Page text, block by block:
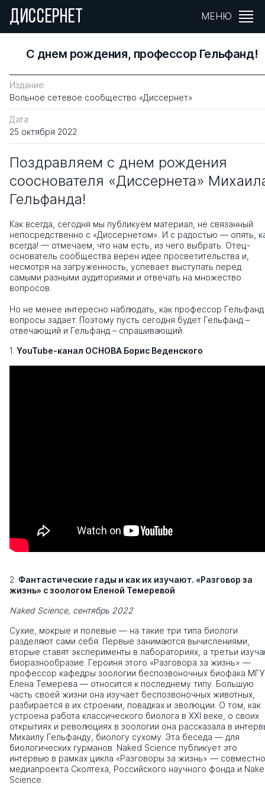
ДИССЕРНЕТ МЕНЮ
С днем рождения, профессор Гельфанд!
Издание:
Вольное сетевое сообщество «Диссернет»
Дата
25 октября 2022
Поздравляем с днем рождения
сооснователя «Диссернета»
Гельфанда!
Как всегда, сегодня мы публикуем материал, не связанный
непосредственно с «Диссернетом». И с радостью — опять,
всегда! — отмечаем, что нам есть, из чего выбрать. Отец-
основатель сообщества верен идее просветительства и,
несмотря на загруженность, успевает выступать перед
самыми разными аудиториями и отвечать на множество
вопросов.
Но не менее интересно наблюдать, как профессор Гельфанд
вопросы задает. Поэтому пусть сегодня будет Гельфанд –
отвечающий и Гельфанд – спрашивающий.
1. YouTube-канал ОСНОВА Борис Веденского
2. Фантастические гады и как их изучают. «Разговор за
жизнь» с зоологом Еленой Темеревой
Naked Science, сентябрь 2022
Сухие, мокрые и полевые — на такие три типа биологи
разделяют сами себя. Первые занимаются вычислениями,
вторые ставят эксперименты в лабораториях, а третьи
биоразнообразие. Героиня этого «Разговора за жизнь» —
профессор кафедры зоологии беспозвоночных биофака МГУ
Елена Темерева — относится к последнему типу. Большую
часть своей жизни она изучает беспозвоночных животных,
разбирается в их строении, повадках и эволюции. О том, как
устроена работа классического биолога в XXI веке, о своих
открытиях и революциях в зоологии она рассказала в
Михаилу Гельфанду, биологу сухому. Эта беседа — для
биологических гурманов. Naked Science публикует это
интервью в рамках цикла «Разговоры за жизнь» —
медиапроекта Сколтеха, Российского научного фонда и
Science.